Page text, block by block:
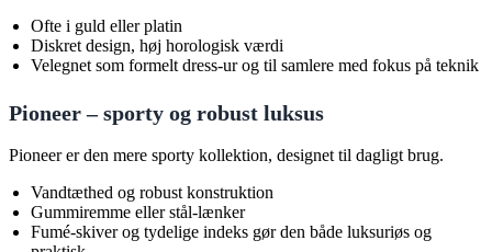
Ofte i guld eller platin
Diskret design, høj horologisk værdi
Velegnet som formelt dress-ur og til samlere med fokus på teknik
Pioneer – sporty og robust luksus
Pioneer er den mere sporty kollektion, designet til dagligt brug.
Vandtæthed og robust konstruktion
Gummiremme eller stål-lænker
Fumé-skiver og tydelige indeks gør den både luksuriøs og